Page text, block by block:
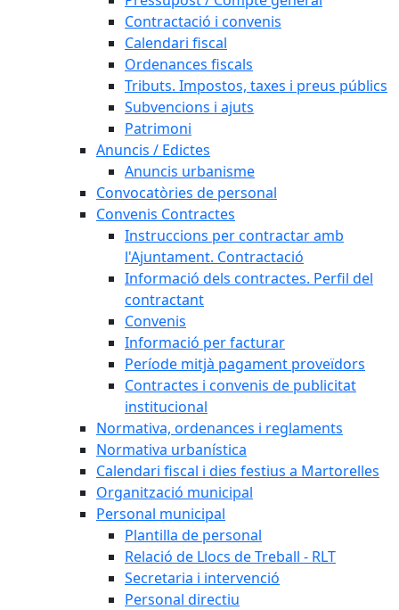
Contractació i convenis
Calendari fiscal
Ordenances fiscals
Tributs. Impostos, taxes i preus públics
Subvencions i ajuts
Patrimoni
Anuncis / Edictes
Anuncis urbanisme
Convocatòries de personal
Convenis Contractes
Instruccions per contractar amb
l'Ajuntament. Contractació
Informació dels contractes. Perfil del
contractant
Convenis
Informació per facturar
Període mitjà pagament proveïdors
Contractes i convenis de publicitat
institucional
Normativa, ordenances i reglaments
Normativa urbanística
Calendari fiscal i dies festius a Martorelles
Organització municipal
Personal municipal
Plantilla de personal
Relació de Llocs de Treball - RLT
Secretaria i intervenció
Personal directiu